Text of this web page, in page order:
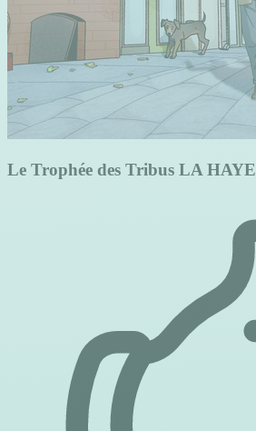
Le Trophée des Tribus LA HAYE